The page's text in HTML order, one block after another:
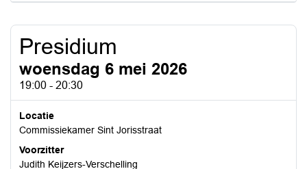
Presidium
woensdag 6 mei 2026
19:00 - 20:30
Locatie
Commissiekamer Sint Jorisstraat
Voorzitter
Judith Keijzers-Verschelling